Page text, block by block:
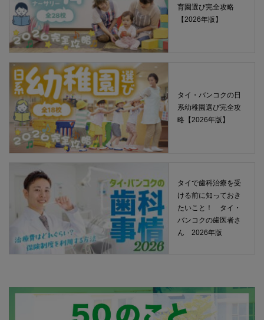
育園選び完全攻略
【2026年版】
タイ・バンコクの日
系幼稚園選び完全攻
略【2026年版】
タイで歯科治療を受
ける前に知っておき
たいこと！ タイ・
バンコクの歯医者さ
ん 2026年版